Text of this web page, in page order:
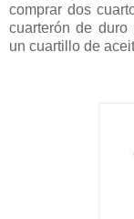
comprar dos
cuarterón de
un cuartillo de